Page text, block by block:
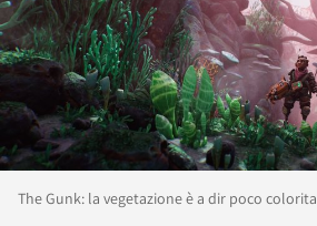
The Gunk: la vegetazione è a dir poco colorita